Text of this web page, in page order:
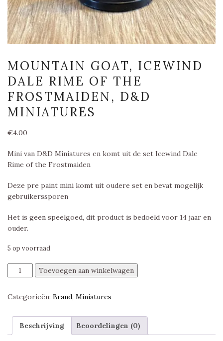
MOUNTAIN GOAT, ICEWIND
DALE RIME OF THE
FROSTMAIDEN, D&D
MINIATURES
€4.00
Mini van D&D Miniatures en komt uit de set Icewind Dale
Rime of the Frostmaiden
Deze pre paint mini komt uit oudere set en bevat mogelijk
gebruikerssporen
Het is geen speelgoed, dit product is bedoeld voor 14 jaar en
ouder.
5 op voorraad
Mountain
Goat,
Dale
the
Toevoegen aan winkelwagen
Categorieën: Brand, Miniatures
Beschrijving Beoordelingen (0)